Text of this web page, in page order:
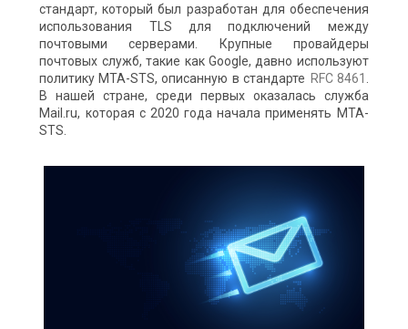
стандарт, который был разработан для обеспечения
использования TLS для подключений между
почтовыми серверами. Крупные провайдеры
почтовых служб, такие как Google, давно используют
политику MTA-STS, описанную в стандарте RFC 8461
В нашей стране, среди первых оказалась служба
Mail.ru, которая с 2020 года начала применять MTA-
STS.